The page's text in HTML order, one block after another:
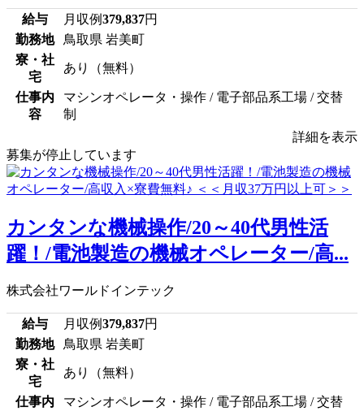
給与 月収例379,837円
勤務地
鳥取県 岩美町
寮・社
宅
あり（無料）
仕事内
容
マシンオペレータ・操作 / 電子部品系工場 / 交替
制
詳細を表示
募集が停止しています
カンタンな機械操作/20～40代男性活
躍！/電池製造の機械オペレーター/高...
株式会社ワールドインテック
給与 月収例379,837円
勤務地
鳥取県 岩美町
寮・社
宅
あり（無料）
仕事内
マシンオペレータ・操作 / 電子部品系工場 / 交替